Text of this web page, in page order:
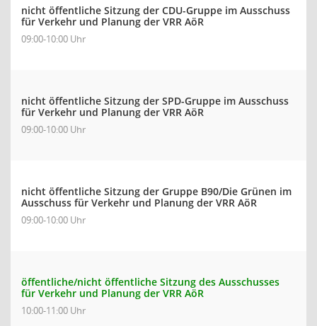
nicht öffentliche Sitzung der CDU-Gruppe im Ausschuss
für Verkehr und Planung der VRR AöR
09:00-10:00 Uhr
nicht öffentliche Sitzung der SPD-Gruppe im Ausschuss
für Verkehr und Planung der VRR AöR
09:00-10:00 Uhr
nicht öffentliche Sitzung der Gruppe B90/Die Grünen im
Ausschuss für Verkehr und Planung der VRR AöR
09:00-10:00 Uhr
öffentliche/nicht öffentliche Sitzung des Ausschusses
für Verkehr und Planung der VRR AöR
10:00-11:00 Uhr